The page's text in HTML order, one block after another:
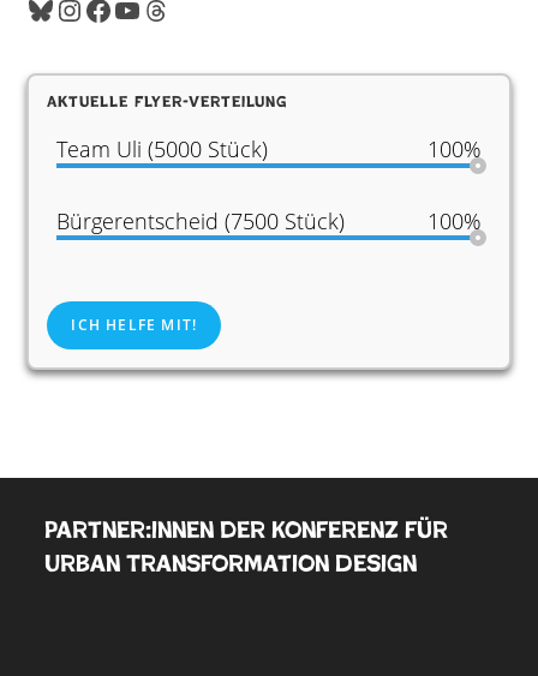
BlueskyInstagram
Facebook
YouTubeThreads
Aktuelle Flyer-Verteilung
Team Uli (5000 Stück) 100%
Bürgerentscheid (7500 Stück) 100%
ICH HELFE MIT!
Partner:innen der Konferenz für
Urban Transformation Design